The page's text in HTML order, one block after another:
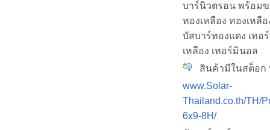
บาร์นิวตรอน พร้อม
ทองเหลือง ทองเหลื
บัสบาร์ทองแดง เทอ
เหลือง เทอร์มินอล
สินค้ามีในสต็อก
www.Solar-
Thailand.co.th/TH/
6x9-8H/